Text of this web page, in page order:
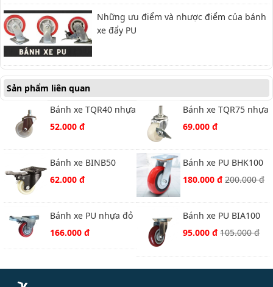
Những ưu điểm và nhược điểm của bánh
xe đẩy PU
Sản phẩm liên quan
Bánh xe TQR40 nhựa
trắng vít xoay
52.000 đ
Bánh xe TQR75 nhựa
trắng vít khóa
69.000 đ
Bánh xe BINB50
nhựa bi khóa
62.000 đ
Bánh xe PU BHK100
nhựa đỏ xoay
180.000 đ200.000 đ
Bánh xe PU nhựa đỏ
D125 xoay khóa
166.000 đ
Bánh xe PU BIA100
nâu xoay
95.000 đ105.000 đ